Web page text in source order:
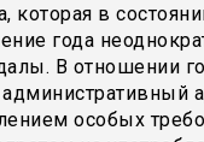
которая в
года
В отношении
особых